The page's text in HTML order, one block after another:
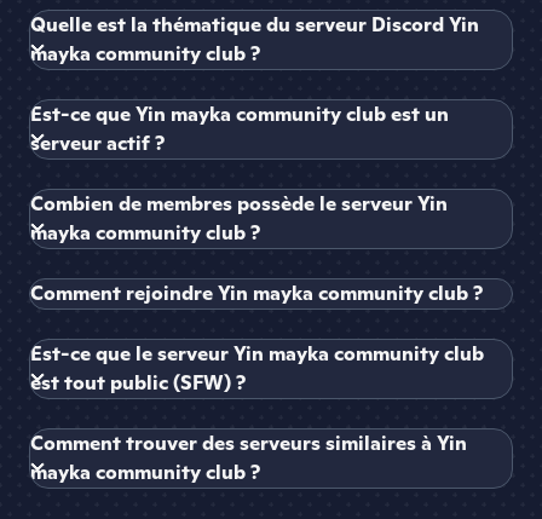
Quelle est la thématique du serveur Discord Yin
mayka community club ?
Est-ce que Yin mayka community club est un
serveur actif ?
Combien de membres possède le serveur Yin
mayka community club ?
Comment rejoindre Yin mayka community club ?
Est-ce que le serveur Yin mayka community club
est tout public (SFW) ?
Comment trouver des serveurs similaires à Yin
mayka community club ?